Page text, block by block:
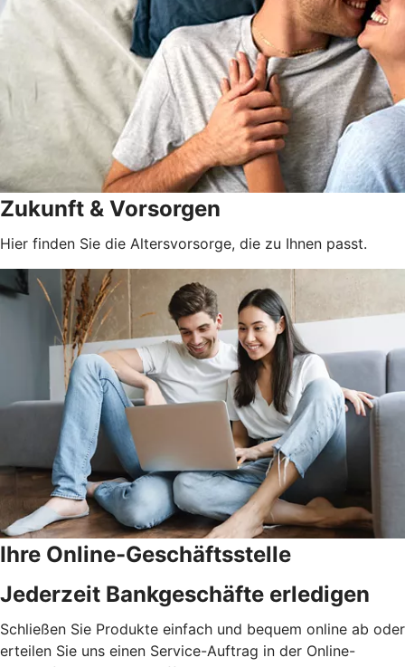
Zukunft & Vorsorgen
Hier finden Sie die Altersvorsorge, die zu Ihnen passt.
Ihre Online-Geschäftsstelle
Jederzeit Bankgeschäfte erledigen
Schließen Sie Produkte einfach und bequem online ab oder
erteilen Sie uns einen Service-Auftrag in der Online-